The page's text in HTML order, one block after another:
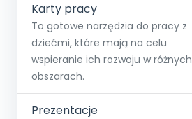
Karty pracy
To gotowe narzędzia do pracy z
dziećmi, które mają na celu
wspieranie ich rozwoju w różnych
obszarach.
Prezentacje